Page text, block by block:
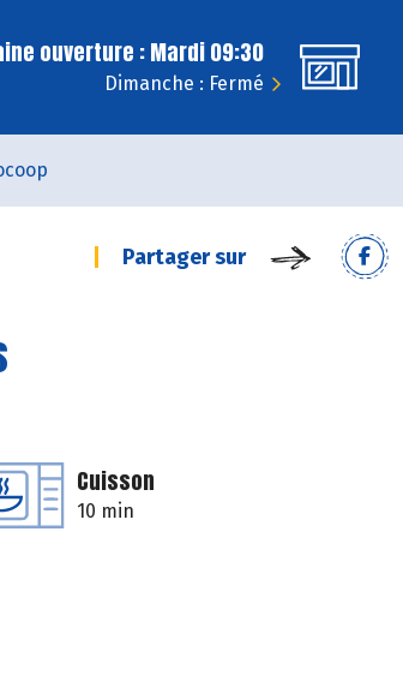
ouverture : Mardi 09:30
Dimanche : Fermé
Partager sur
Cuisson
10 min